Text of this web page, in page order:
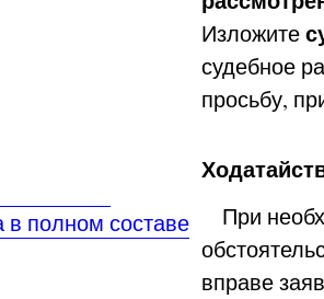
полном составе
Изложите
судебное
просьбу,
При
вправе